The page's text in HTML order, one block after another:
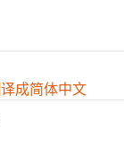
成简体中文